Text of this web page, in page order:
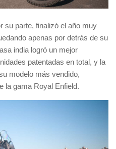
su parte, finalizó el año muy
apenas por detrás de su
india logró un mejor
patentadas en total, y la
modelo más vendido,
la gama Royal Enfield.